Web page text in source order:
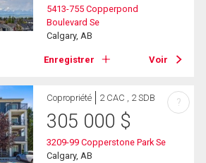
5413-755 Copperpond
Boulevard Se
Calgary, AB
Enregistrer Voir
Copropriété 2 CAC , 2 SDB
305 000 $
3209-99 Copperstone Park Se
Calgary, AB
?